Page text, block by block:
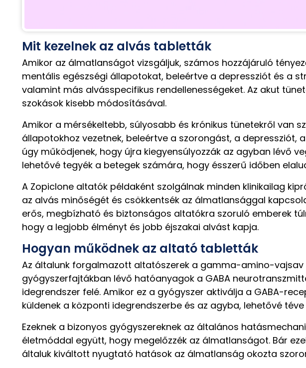
Mit kezelnek az alvás tabletták
Amikor az álmatlanságot vizsgáljuk, számos hozzájáruló
mentális egészségi állapotokat, beleértve a depressziót és a
valamint más alvásspecifikus rendellenességeket. Az akut
szokások kisebb módosításával.
Amikor a mérsékeltebb, súlyosabb és krónikus tünetekről van
állapotokhoz vezetnek, beleértve a szorongást, a
úgy működjenek, hogy újra kiegyensúlyozzák az agyban lévő
lehetővé tegyék a betegek számára, hogy ésszerű időben
A Zopiclone altatók példaként szolgálnak minden klinikailag
az alvás minőségét és csökkentsék az álmatlansággal
erős, megbízható és biztonságos altatókra szoruló emberek
hogy a legjobb élményt és jobb éjszakai alvást kapja.
Hogyan működnek az altató tabletták
Az általunk forgalmazott altatószerek a gamma-amino-vajsav
gyógyszerfajtákban lévő hatóanyagok a GABA
idegrendszer felé. Amikor ez a gyógyszer aktiválja a GABA-
küldenek a központi idegrendszerbe és az agyba, lehetővé
Ezeknek a bizonyos gyógyszereknek az általános
életmóddal együtt, hogy megelőzzék az álmatlanságot. Bár
általuk kiváltott nyugtató hatások az álmatlanság okozta